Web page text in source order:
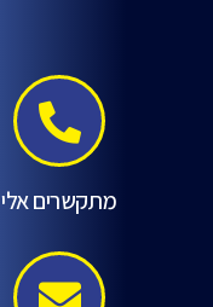
מתקשרים אלי